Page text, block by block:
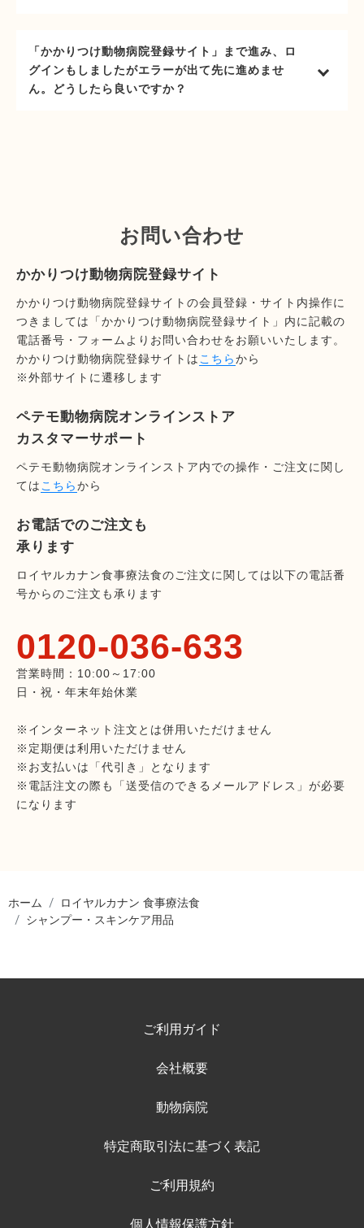
「かかりつけ動物病院登録サイト」まで進み、ロ
グインもしましたがエラーが出て先に進めませ
ん。どうしたら良いですか？
お問い合わせ
かかりつけ動物病院登録サイト
かかりつけ動物病院登録サイトの会員登録・サイト内操作に
つきましては「かかりつけ動物病院登録サイト」内に記載の
電話番号・フォームよりお問い合わせをお願いいたします。
かかりつけ動物病院登録サイトはこちらから
※外部サイトに遷移します
ペテモ動物病院オンラインストア
カスタマーサポート
ペテモ動物病院オンラインストア内での操作・ご注文に関し
てはこちらから
お電話でのご注文も
承ります
ロイヤルカナン食事療法食のご注文に関しては以下の電話番
号からのご注文も承ります
0120-036-633
営業時間：10:00～17:00
日・祝・年末年始休業
※インターネット注文とは併用いただけません
※定期便は利用いただけません
※お支払いは「代引き」となります
※電話注文の際も「送受信のできるメールアドレス」が必要
になります
ホーム
ロイヤルカナン 食事療法食
シャンプー・スキンケア用品
ご利用ガイド
会社概要
動物病院
特定商取引法に基づく表記
ご利用規約
個人情報保護方針